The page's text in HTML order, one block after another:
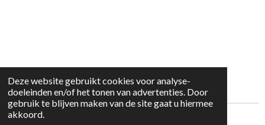
Deze website gebruikt cookies voor analyse-
doeleinden en/of het tonen van advertenties. Door
gebruik te blijven maken van de site gaat u hiermee
akkoord.